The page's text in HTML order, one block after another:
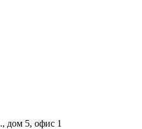
дом 5, офис 1